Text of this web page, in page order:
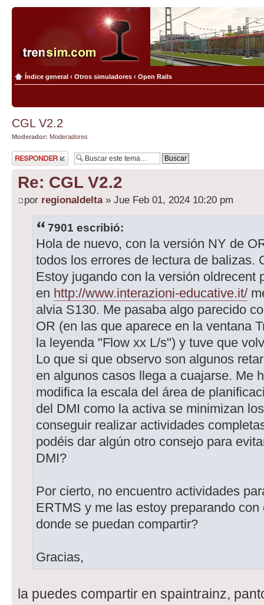
Índice general ‹ Otros simuladores ‹ Open Rails
CGL V2.2
Moderador: Moderadores
Publicar una
respuesta
Re: CGL V2.2
por regionaldelta» Jue Feb 01, 2024 10:20 pm
7901 escribió:
Hola de nuevo, con la versión NY de
todos los errores de lectura de balizas.
Estoy jugando con la versión oldrecent
en http://www.interazioni-educative.it/
alvia S130. Me pasaba algo parecido
OR (en las que aparece en la ventana
la leyenda "Flow xx L/s") y tuve que
Lo que si que observo son algunos
en algunos casos llega a cuajarse. Me
modifica la escala del área de
del DMI como la activa se minimizan
conseguir realizar actividades
podéis dar algún otro consejo para
DMI?
Por cierto, no encuentro actividades
ERTMS y me las estoy preparando
donde se puedan compartir?
Gracias,
la puedes compartir en spaintrainz,